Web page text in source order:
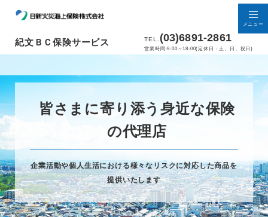
紀文ＢＣ保険サービス TEL. (03)6891-2861
営業時間:9:00～18:00(定休日：土、日、祝日)
メニュー
皆さまに寄り添う身近な保険
の代理店
企業活動や個人生活における様々なリスクに対応した商品を
提供いたします